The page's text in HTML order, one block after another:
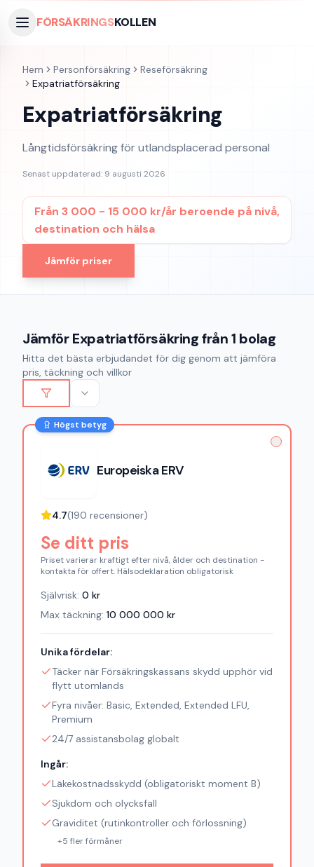
FÖRSÄKRINGSKOLLEN
Hem Personförsäkring
Reseförsäkring
Expatriatförsäkring
Expatriatförsäkring
Långtidsförsäkring för utlandsplacerad personal
Senast uppdaterad: 9 augusti 2026
Från 3 000 - 15 000 kr/år beroende på nivå,
destination och hälsa
Jämför priser
JämförExpatriatförsäkringfrån1 bolag
Hitta det bästa erbjudandet för dig genom att jämföra
pris, täckning och villkor
Högst betyg
Europeiska ERV
4.7(190 recensioner)
Se ditt pris
Priset varierar kraftigt efter nivå, ålder och destination -
kontakta för offert. Hälsodeklaration obligatorisk
Självrisk: 0 kr
Max täckning: 10 000 000 kr
Unika fördelar:
Täcker när Försäkringskassans skydd upphör vid
flytt utomlands
Fyra nivåer: Basic, Extended, Extended LFU,
Premium
24/7 assistansbolag globalt
Ingår:
Läkekostnadsskydd (obligatoriskt moment B)
Sjukdom och olycksfall
Graviditet (rutinkontroller och förlossning)
+5 fler förmåner